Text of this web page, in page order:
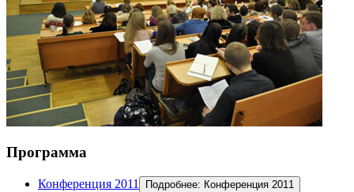
Программа
Конференция 2011 Подробнее: Конференция 2011